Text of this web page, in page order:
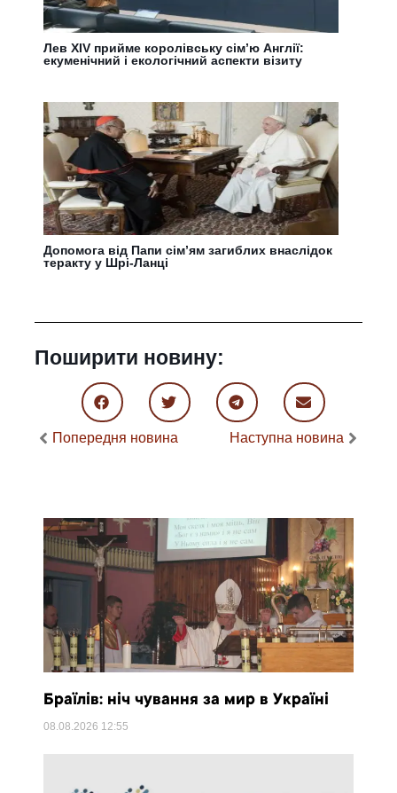
Лев XIV прийме королівську сім’ю Англії:
екуменічний і екологічний аспекти візиту
Допомога від Папи сім’ям загиблих внаслідок
теракту у Шрі-Ланці
Поширити новину:
Попередня новина Наступна новина
Браїлів: ніч чування за мир в Україні
08.08.2026 12:55